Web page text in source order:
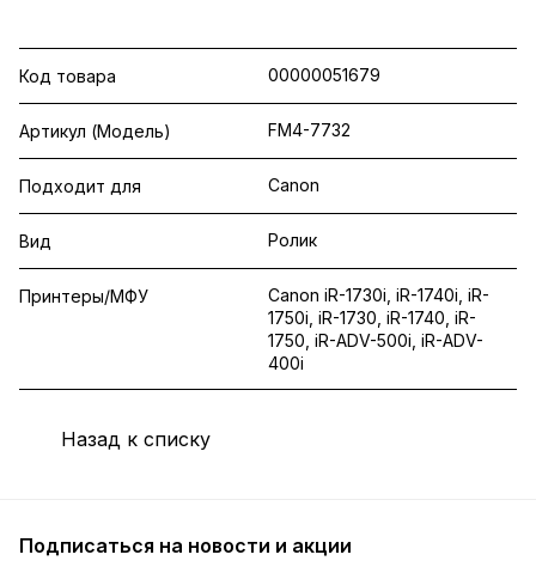
Код товара 00000051679
Артикул (Модель) FM4-7732
Подходит для Canon
Вид Ролик
Принтеры/МФУ
Canon iR-1730i, iR-1740i, iR-
1750i, iR-1730, iR-1740, iR-
1750, iR-ADV-500i, iR-ADV-
400i
Назад к списку
Подписаться на новости и акции